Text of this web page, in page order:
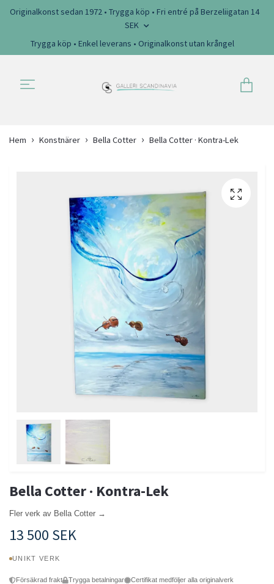
Originalkonst sedan 1972 • Trygga köp • Fri entré på Berzeliigatan 14
SEK
Trygga köp • Enkel leverans • Originalkonst utan krångel
Hem Konstnärer Bella Cotter Bella Cotter · Kontra-Lek
Bella Cotter · Kontra-Lek
Fler verk av Bella Cotter →
13 500 SEK
UNIKT VERK
Försäkrad frakt Trygga betalningar
Certifikat medföljer alla originalverk